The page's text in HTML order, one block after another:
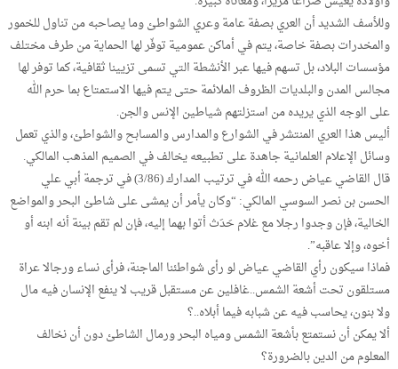
وللأسف الشديد أن العري بصفة عامة وعري الشواطئ وما يصاحبه من تناول للخمور
والمخدرات بصفة خاصة، يتم في أماكن عمومية توفّر لها الحماية من طرف مختلف
مؤسسات البلاد، بل تسهم فيها عبر الأنشطة التي تسمى تزيينا ثقافية، كما توفر لها
مجالس المدن والبلديات الظروف الملائمة حتى يتم فيها الاستمتاع بما حرم الله
على الوجه الذي يريده من استزلتهم شياطين الإنس والجن.
أليس هذا العري المنتشر في الشوارع والمدارس والمسابح والشواطئ، والذي تعمل
وسائل الإعلام العلمانية جاهدة على تطبيعه يخالف في الصميم المذهب المالكي.
قال القاضي عياض رحمه الله في ترتيب المدارك (3/86) في ترجمة أبي علي
الحسن بن نصر السوسي المالكي: “وكان يأمر أن يمشى على شاطئ البحر والمواضع
الخالية، فإن وجدوا رجلا مع غلام حَدَث أتوا بهما إليه، فإن لم تقم بينة أنه ابنه أو
أخوه، وإلا عاقبه”.
فماذا سيكون رأي القاضي عياض لو رأى شواطئنا الماجنة، فرأى نساء ورجالا عراة
مستلقون تحت أشعة الشمس..غافلين عن مستقبل قريب لا ينفع الإنسان فيه مال
ولا بنون، يحاسب فيه عن شبابه فيما أبلاه..؟
ألا يمكن أن نستمتع بأشعة الشمس ومياه البحر ورمال الشاطئ دون أن نخالف
المعلوم من الدين بالضرورة؟